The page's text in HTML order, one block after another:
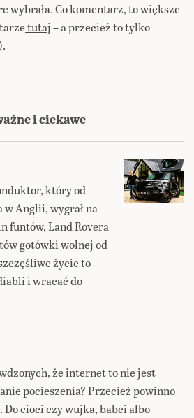
wybrała. Co komentarz, to większe
tutaj– a przecież to tylko
i ciekawe
który od
w Anglii, wygrał na
funtów, Land Rovera
gotówki wolnej od
życie to
i wracać do
że internet to nie jest
pocieszenia? Przecież powinno
cioci czy wujka, babci albo